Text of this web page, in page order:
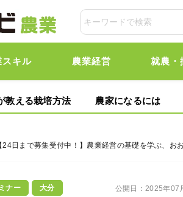
スキル 農業経営 就農・
教える栽培方法 農家になるには
24日まで募集受付中！】農業経営の基礎を学ぶ、お
ナー 大分 公開日：2025年07